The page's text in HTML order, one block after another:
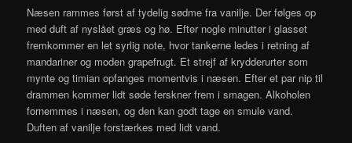
Næsen rammes først af tydelig sødme fra vanilje. Der følges op
med duft af nyslået græs og hø. Efter nogle minutter i glasset
fremkommer en let syrlig note, hvor tankerne ledes i retning af
mandariner og moden grapefrugt. Et strejf af krydderurter som
mynte og timian opfanges momentvis i næsen. Efter et par nip til
drammen kommer lidt søde ferskner frem i smagen. Alkoholen
fornemmes i næsen, og den kan godt tage en smule vand.
Duften af vanilje forstærkes med lidt vand.